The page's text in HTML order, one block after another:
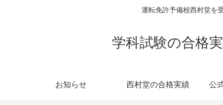
運転免許予備校西村堂を
学科試験の合格
お知らせ 西村堂の合格実績 公